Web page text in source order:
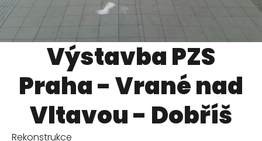
Výstavba PZS
Praha - Vrané nad
Vltavou - Dobříš
Rekonstrukce